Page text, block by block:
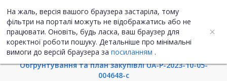
На жаль, версія вашого браузера застаріла, тому
фільтри на порталі можуть не відображатись або не
працювати. Оновіть, будь ласка, ваш браузер для
коректної роботи пошуку. Детальніше про мінімальні
вимоги до версій браузера за посиланням .
UA ENG
Інформація про закупівлю
Обгрунтування та план закупівлі UA-P-2023-10-05-
004648-c